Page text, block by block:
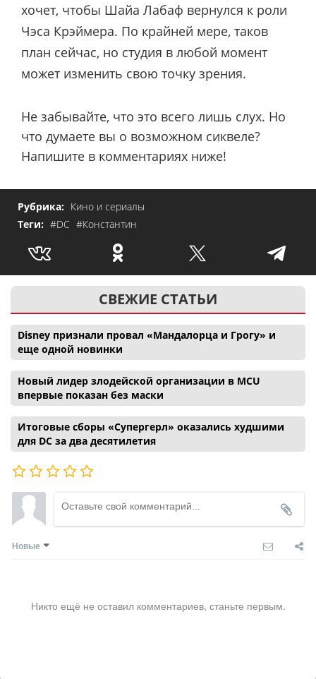
хочет, чтобы Шайа Лабаф вернулся к роли
Чэса Крэймера. По крайней мере, таков
план сейчас, но студия в любой момент
может изменить свою точку зрения.
Не забывайте, что это всего лишь слух. Но
что думаете вы о возможном сиквеле?
Напишите в комментариях ниже!
Рубрика: Кино и сериалы
Теги: #DC #Константин
СВЕЖИЕ СТАТЬИ
Disney признали провал «Мандалорца и Грогу» и
еще одной новинки
Новый лидер злодейской организации в MCU
впервые показан без маски
Итоговые сборы «Супергерл» оказались худшими
для DC за два десятилетия
Новые
Никто ещё не оставил комментариев, станьте первым.